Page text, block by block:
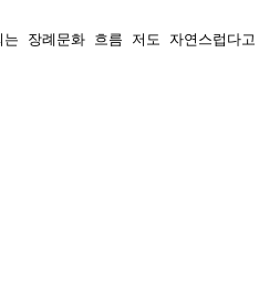
는 장례문화 흐름 저도 자연스럽